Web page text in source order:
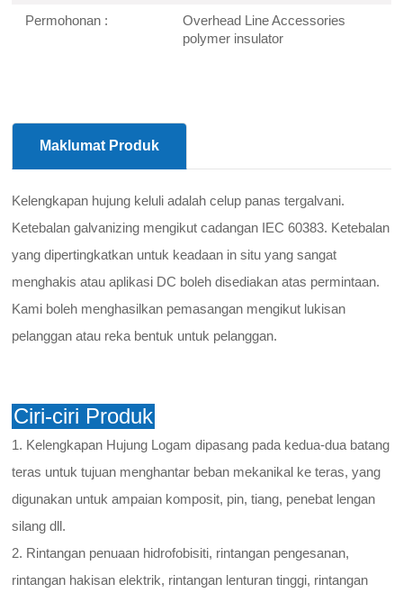
Permohonan :
Overhead Line Accessories
polymer insulator
Maklumat Produk
Kelengkapan hujung keluli adalah celup panas tergalvani.
Ketebalan galvanizing mengikut cadangan IEC 60383. Ketebalan
yang dipertingkatkan untuk keadaan in situ yang sangat
menghakis atau aplikasi DC boleh disediakan atas permintaan.
Kami boleh menghasilkan pemasangan mengikut lukisan
pelanggan atau reka bentuk untuk pelanggan.
Ciri-ciri Produk
1. Kelengkapan Hujung Logam dipasang pada kedua-dua batang
teras untuk tujuan menghantar beban mekanikal ke teras, yang
digunakan untuk ampaian komposit, pin, tiang, penebat lengan
silang dll.
2. Rintangan penuaan hidrofobisiti, rintangan pengesanan,
rintangan hakisan elektrik, rintangan lenturan tinggi, rintangan